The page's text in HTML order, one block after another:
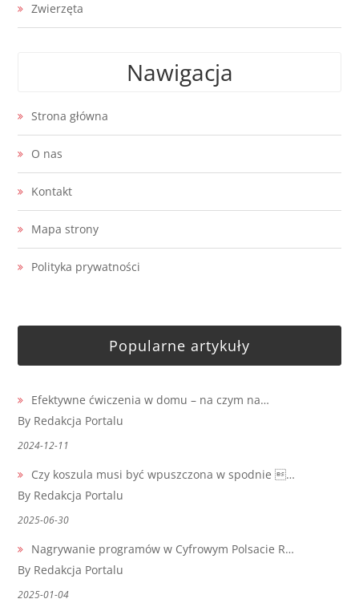
Zwierzęta
Nawigacja
Strona główna
O nas
Kontakt
Mapa strony
Polityka prywatności
Popularne artykuły
Efektywne ćwiczenia w domu – na czym na…
By Redakcja Portalu
2024-12-11
Czy koszula musi być wpuszczona w spodnie …
By Redakcja Portalu
2025-06-30
Nagrywanie programów w Cyfrowym Polsacie R…
By Redakcja Portalu
2025-01-04